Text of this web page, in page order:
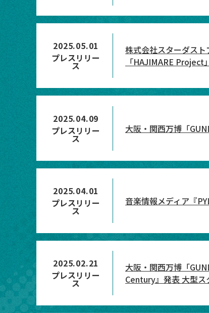
2025.05.01
プレスリリー
ス
株式会社スターダス
「HAJIMARE Project
2025.04.09
プレスリリー
ス
大阪・関西万博「
2025.04.01
プレスリリー
ス
音楽情報メディア『
2025.02.21
プレスリリー
ス
大阪・関西万博「
Century』発表 大型ス